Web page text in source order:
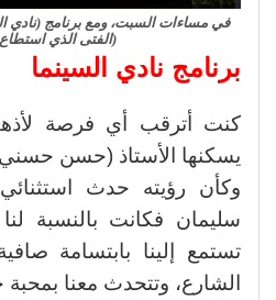
في مساءات السبت، ومع برنامج (نادي
(الفتى الذي
برنامج نادي السينما
كنت أترقب أي فرصة
يسكنها الأستاذ (حسن
وكأن رؤيته حدث
سليمان فكانت بالنسبة لنا
تستمع إلينا بابتسامة
الشارع، وتتحدث معنا بمحبة